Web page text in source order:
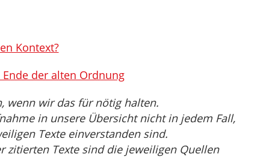
Kontext?
Ende der alten Ordnung
wenn wir das für nötig halten.
in unsere Übersicht nicht in jedem Fall,
Texte einverstanden sind.
zitierten Texte sind die jeweiligen Quellen